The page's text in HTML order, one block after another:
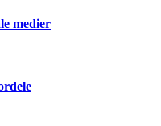
medier